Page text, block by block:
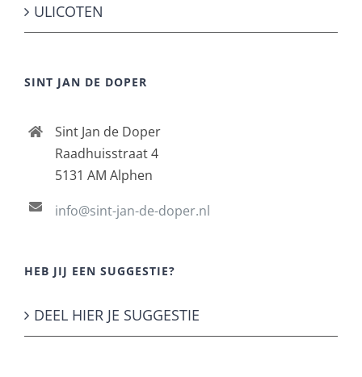
ULICOTEN
SINT JAN DE DOPER
Sint Jan de Doper
Raadhuisstraat 4
5131 AM Alphen
info@sint-jan-de-doper.nl
HEB JIJ EEN SUGGESTIE?
DEEL HIER JE SUGGESTIE